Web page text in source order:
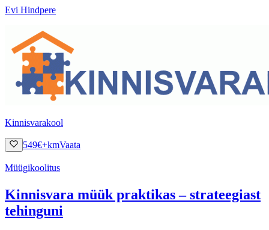
Evi Hindpere
Kinnisvarakool
549€+kmVaata
Müügikoolitus
Kinnisvara müük praktikas – strateegiast
tehinguni